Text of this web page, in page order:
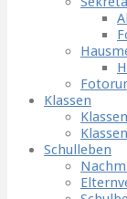
Klassen
Schulleben